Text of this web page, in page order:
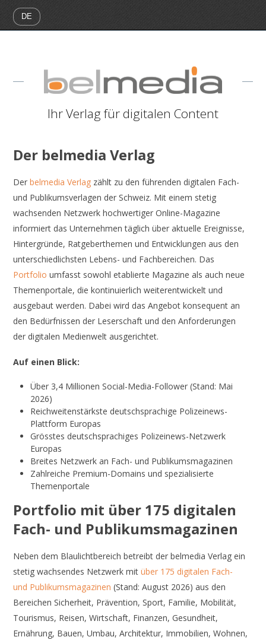
Ihr Verlag für digitalen Content
Der belmedia Verlag
Derbelmedia Verlag zählt zu den führenden digitalen Fach-
und Publikumsverlagen der Schweiz. Mit einem stetig
wachsenden Netzwerk hochwertiger Online-Magazine
informiert das Unternehmen täglich über aktuelle Ereignisse,
Hintergründe, Ratgeberthemen und Entwicklungen aus den
unterschiedlichsten Lebens- und Fachbereichen. Das
Portfolio umfasst sowohl etablierte Magazine als auch neue
Themenportale, die kontinuierlich weiterentwickelt und
ausgebaut werden. Dabei wird das Angebot konsequent an
den Bedürfnissen der Leserschaft und den Anforderungen
der digitalen Medienwelt ausgerichtet.
Auf einen Blick:
Über 3,4 Millionen Social-Media-Follower (Stand: Mai
2026)
Reichweitenstärkste deutschsprachige Polizeinews-
Plattform Europas
Grösstes deutschsprachiges Polizeinews-Netzwerk
Europas
Breites Netzwerk an Fach- und Publikumsmagazinen
Zahlreiche Premium-Domains und spezialisierte
Themenportale
Portfolio mit über 175 digitalen
Fach- und Publikumsmagazinen
Neben dem Blaulichtbereich betreibt der belmedia Verlag ein
stetig wachsendes Netzwerk mitüber 175 digitalen Fach-
und Publikumsmagazinen (Stand: August 2026) aus den
Bereichen Sicherheit, Prävention, Sport, Familie, Mobilität,
Tourismus, Reisen, Wirtschaft, Finanzen, Gesundheit,
Ernährung, Bauen, Umbau, Architektur, Immobilien, Wohnen,